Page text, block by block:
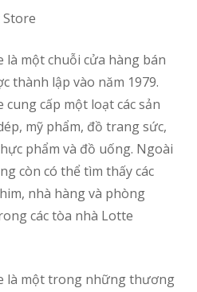
một chuỗi cửa hàng bán
thành lập vào năm 1979.
cấp một loạt các sản
mỹ phẩm, đồ trang sức,
phẩm và đồ uống. Ngoài
còn có thể tìm thấy các
nhà hàng và phòng
các tòa nhà Lotte
là một trong những thương